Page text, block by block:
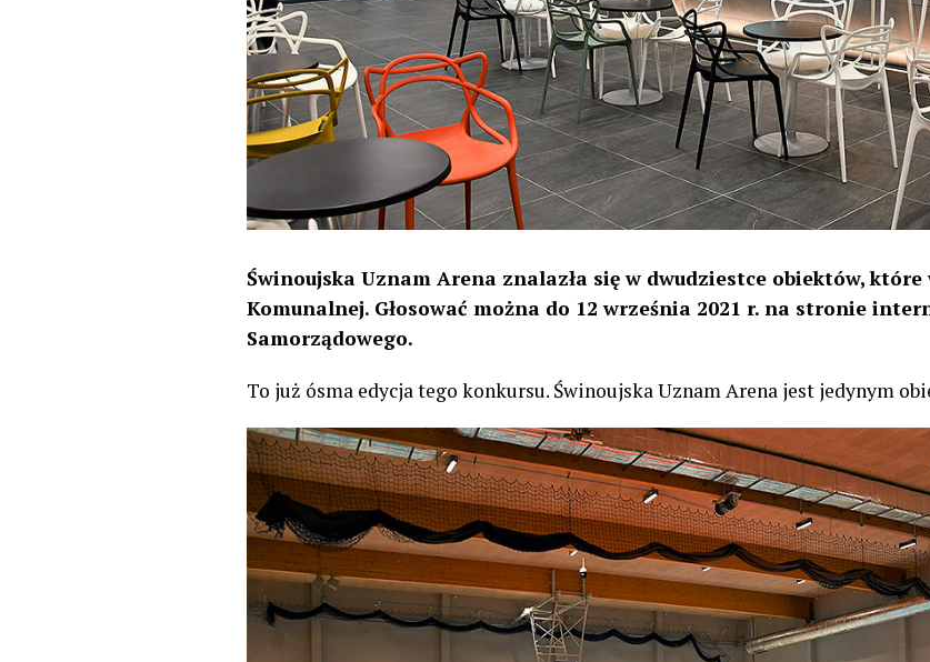
Świnoujska Uznam Arena znalazła się w dwudziestce obiektów,
Komunalnej. Głosować można do 12 września 2021 r. na stronie
Samorządowego.
To już ósma edycja tego konkursu. Świnoujska Uznam Arena jest jedynym